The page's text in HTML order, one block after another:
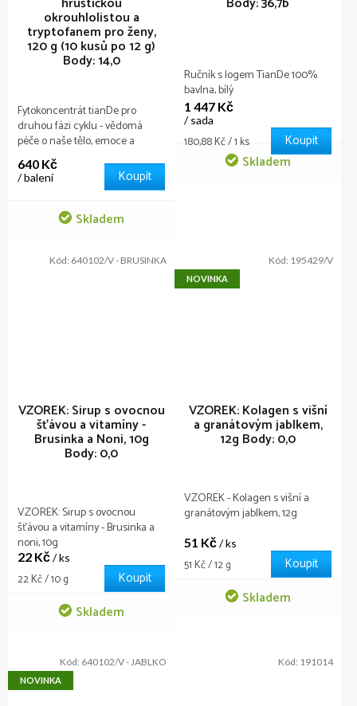
okrouhlolistou a
tryptofanem pro ženy,
120 g (10 kusů po 12 g)
Body: 14,0
Skladem
640 Kč
/ balení Koupit
Fytokoncentrát tianDe pro
druhou fázi cyklu - vědomá
péče o naše tělo, emoce a
ženskou sílu.
Skladem
1 447 Kč
/ sada
Měrná
180,88 Kč / 1 ks Koupit
Ručník s logem TianDe 100%
bavlna, bílý
VZOREK: Sirup s ovocnou
šťávou a vitamíny -
Brusinka a Noni, 10g
Body: 0,0
Skladem
22 Kč/ ks
Měrná
22 Kč / 10 g Koupit
VZOREK: Sirup s ovocnou
šťávou a vitamíny - Brusinka a
noni, 10g
Kód: 640102/V - BRUSINKA
NOVINKA
VZOREK: Kolagen s višní
a granátovým jablkem,
12g Body: 0,0
Skladem
51 Kč/ ks
Měrná
51 Kč / 12 g Koupit
VZOREK - Kolagen s višní a
granátovým jablkem, 12g
Kód: 195429/V
NOVINKA
Kód: 640102/V - JABLKO Kód: 191014